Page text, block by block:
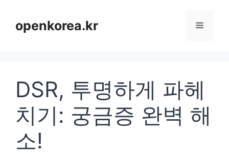
openkorea.kr 메
DSR, 투명하게 파헤
치기: 궁금증 완벽 해
소!